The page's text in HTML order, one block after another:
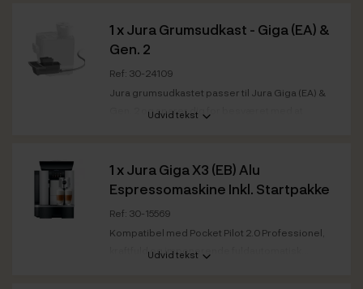
1 xJura Grumsudkast - Giga (EA) &
Gen. 2
Ref: 30-24109
Jura grumsudkastet passer til Jura Giga (EA) &
Gen. 2 og sparer dig for besværet med at
Udvid tekst
1 xJura Giga X3 (EB) Alu
Espressomaskine Inkl. Startpakke
Ref: 30-15569
Kompatibel med Pocket Pilot 2.0 Professionel,
kraftfuld og imponerende fuldautomatisk...
Udvid tekst